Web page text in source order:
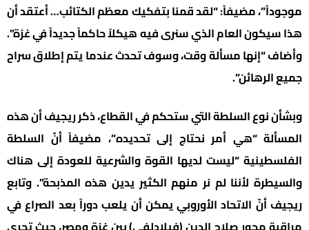
موجوداً”، مضيفاً: “لقد قمنا بتفكيك معظم الكتائب… أعتقد أن
هذا سيكون العام الذي سنرى فيه هيكلاً حاكماً جديداً في غزة”.
وأضاف “إنها مسألة وقت، وسوف تحدث عندما يتم إطلاق سراح
جميع الرهائن”.
وبشأن نوع السلطة التي ستحكم في القطاع، ذكر ريجيف أن هذه
المسألة “هي أمر نحتاج إلى تحديده”، مضيفاً أنّ السلطة
الفلسطينية “ليست لديها القوة والشرعية للعودة إلى هناك
والسيطرة لأننا لم نر منهم الكثير يدين هذه المذبحة”. وتابع
ريجيف أنّ الاتحاد الأوروبي يمكن أن يلعب دوراً بعد الصراع في